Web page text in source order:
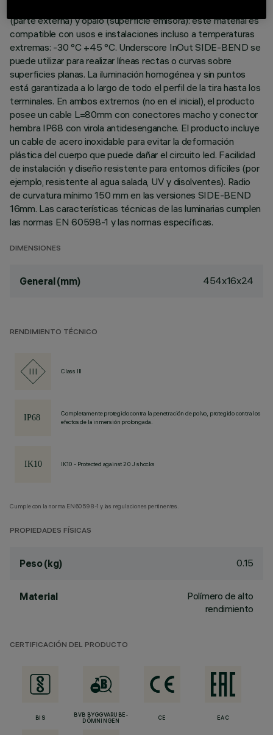
(parte externa) y ópalo (superficie emisora): este material es
compatible con usos e instalaciones incluso a temperaturas
extremas: -30 °C +45 °C. Underscore InOut SIDE-BEND se
puede utilizar para realizar líneas rectas o curvas sobre
superficies planas. La iluminación homogénea y sin puntos
está garantizada a lo largo de todo el perfil de la tira hasta los
terminales. En ambos extremos (no en el inicial), el producto
posee un cable L=80mm con conectores macho y conector
hembra IP68 con virola antidesenganche. El producto incluye
un cable de acero inoxidable para evitar la deformación
plástica del cuerpo que puede dañar el circuito led. Facilidad
de instalación y diseño resistente para entornos difíciles (por
ejemplo, resistente al agua salada, UV y disolventes). Radio
de curvatura mínimo 150 mm en las versiones SIDE-BEND
16mm. Las características técnicas de las luminarias cumplen
las normas EN 60598-1 y las normas específicas.
DIMENSIONES
General (mm) 454x16x24
RENDIMIENTO TÉCNICO
Class III
Completamente protegido contra la penetración de polvo, protegido contra los
efectos de la inmersión prolongada.
IK10 - Protected against 20 J shocks
Cumple con la norma EN60598-1 y las regulaciones pertinentes.
PROPIEDADES FÍSICAS
Peso (kg) 0.15
Material
Polímero de alto
rendimiento
CERTIFICACIÓN DEL PRODUCTO
BIS
BVB BYGGVARUBE-
DÖMNINGEN
CE EAC